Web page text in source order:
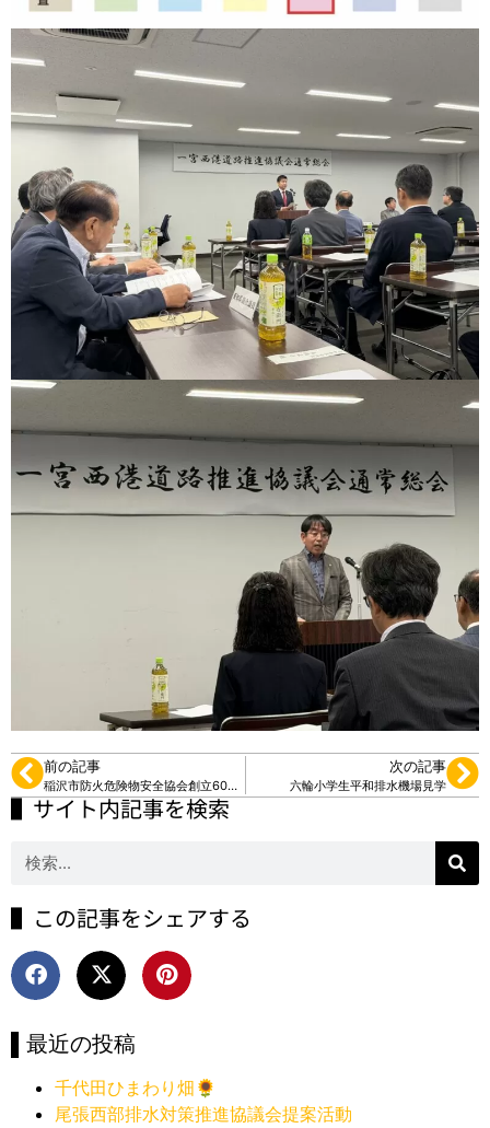
前の記事
稲沢市防火危険物安全協会創立60周年記念式典
次の記事
六輪小学生平和排水機場見学
▌サイト内記事を検索
▌この記事をシェアする
▌最近の投稿
千代田ひまわり畑🌻
尾張西部排水対策推進協議会提案活動